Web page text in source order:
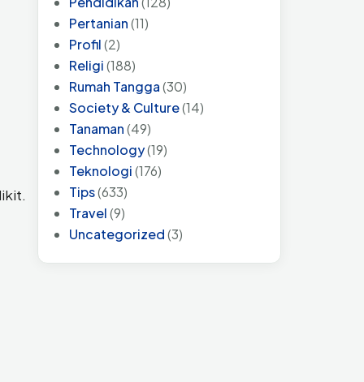
Pertanian(11)
Profil(2)
Religi(188)
Rumah Tangga(30)
Society & Culture(14)
Tanaman(49)
Technology(19)
Teknologi(176)
Tips(633)
Travel(9)
Uncategorized(3)